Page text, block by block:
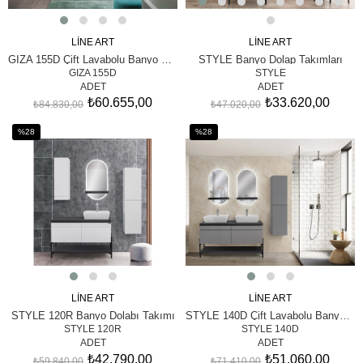
SEPETE EKLE
LİNE ART
GIZA 155D
ADET
₺60.655,00
₺84.830,00
SEPETE EKLE
LİNE ART
STYLE Banyo Dolap Takımları
STYLE
ADET
₺33.620,00
₺47.020,00
SEPETE EKLE
%28
%28İndirim
LİNE ART
STYLE 120R Banyo Dolabı Takımı
STYLE 120R
ADET
₺42.790,00
SEPETE EKLE
%28
LİNE ART
STYLE 140D Çift Lavabolu Banyo Dolabı Takımı
STYLE 140D
ADET
₺51.060,00